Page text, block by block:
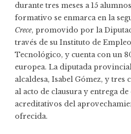
durante tres meses a 15
formativo se enmarca en la
Crece, promovido por la
través de su Instituto de
Tecnológico, y cuenta con un
europea. La diputada
alcaldesa, Isabel Gómez, y tres
al acto de clausura y entrega
acreditativos del
ofrecida.